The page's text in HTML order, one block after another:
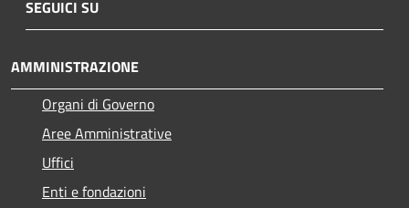
SEGUICI SU
AMMINISTRAZIONE
Organi di Governo
Aree Amministrative
Uffici
Enti e fondazioni